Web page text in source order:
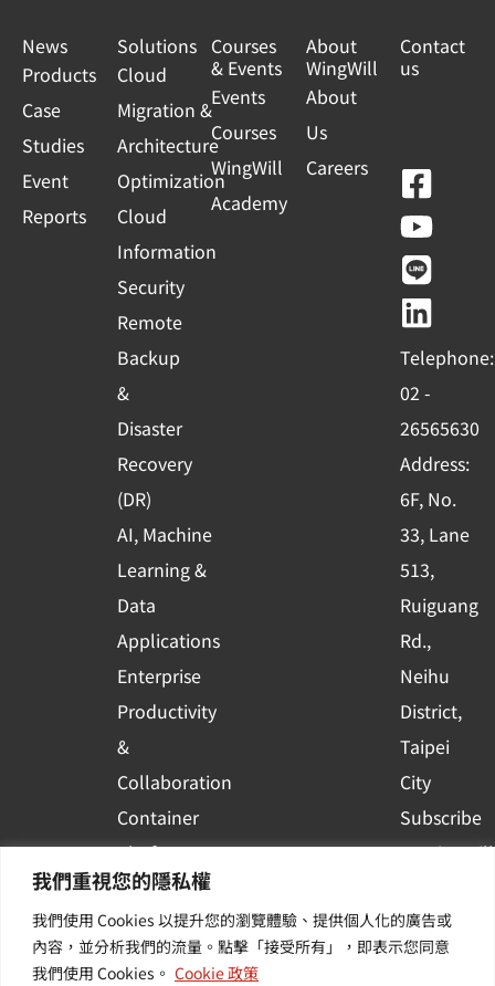
我們重視您的隱私權
我們使用 Cookies 以提升您的瀏覽體驗、提供個人化的廣告或
內容，並分析我們的流量。點擊「接受所有」，即表示您同意
我們使用 Cookies。 Cookie 政策
News
Products
Case
Studies
Event
Reports
Solutions
Cloud
Migration &
Architecture
Optimization
Cloud
Information
Security
Remote
Backup
&
Disaster
Recovery
(DR)
AI, Machine
Learning &
Data
Applications
Enterprise
Productivity
&
Collaboration
Container
Platform
Applications
Others /
Value-
Courses
& Events
Events
Courses
WingWill
Academy
About
WingWill
About
Us
Careers
Contact
us
F
a
c
e
b
o
o
k
-
s
q
u
a
r
e
Y
o
u
t
u
b
e
L
i
n
e
L
i
n
k
e
d
i
n
Telephone:
02 -
26565630
Address:
6F, No.
33, Lane
513,
Ruiguang
Rd.,
Neihu
District,
Taipei
City
Subscribe
to WingWill
the latest
event and